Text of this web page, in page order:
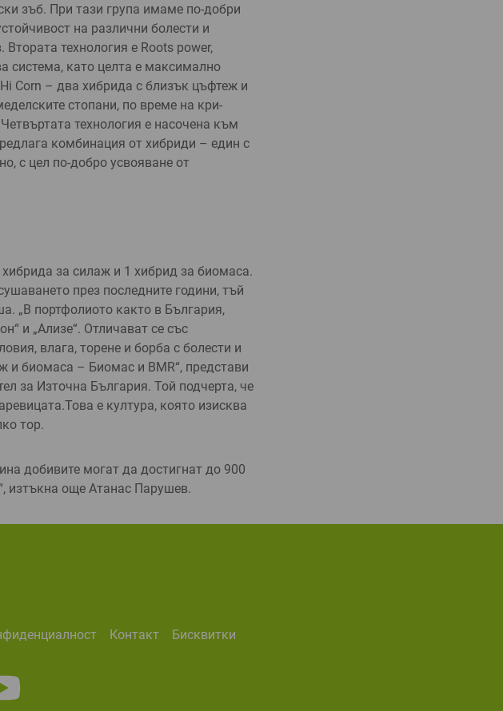
зъб. При тази група имаме по-добри
на различни болести и
технология е Roots power,
система, като целта е максимално
Corn – два хибрида с бли­зък цъфтеж и
стопани, по време на кри­
технология е насочена към
комбинация от хибриди – един с
с цел по-добро усвояване от
за силаж и 1 хибрид за биомаса.
през последните години, тъй
„В портфолиото както в България,
и „Ализе“. Отличават се със
влага, торене и борба с болести и
и биомаса – Биомас и BMR“, представи
за Източ­на България. Той подчерта, че
е култура, която изисква
тор.
добивите могат да достигнат до 900
изтък­на още Атанас Парушев.
контакт бисквитки